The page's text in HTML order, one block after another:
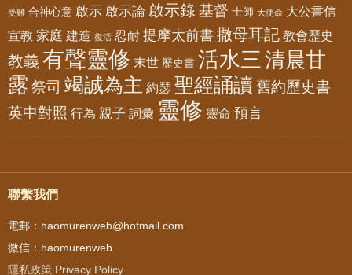
受難 合神心意 啟示 啟示論 啟示錄基督 士師 大使命 大公書信
宣教 家庭 建造 復活 忍耐 提摩太前書撒母耳記 教會歷史
教義 有聲靈修 末世 歷史書 活水三 清晨甘
露 祭司 竭誠為主 約瑟 聖經誦讀 舊約歷史書
英中對照 行為 親子 詞彙 靈修 靈命 預言
聯繫我們
電郵：haomurenweb@hotmail.com
微信：haomurenweb
隱私政策 Privacy Policy